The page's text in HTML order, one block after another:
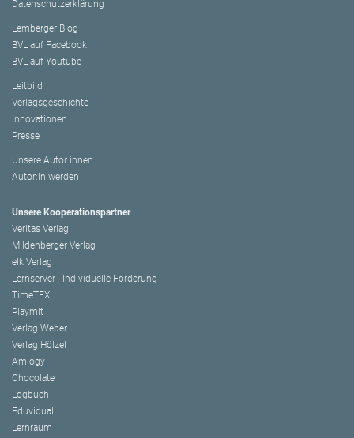
Datenschutzerklärung
Lemberger Blog
BVL auf Facebook
BVL auf Youtube
Leitbild
Verlagsgeschichte
Innovationen
Presse
Unsere Autor:innen
Autor:in werden
Unsere Kooperationspartner
Veritas Verlag
Mildenberger Verlag
elk Verlag
Lernserver - Individuelle Förderung
TimeTEX
Playmit
Verlag Weber
Verlag Hölzel
Amlogy
Chocolate
Logbuch
Eduvidual
Lernraum